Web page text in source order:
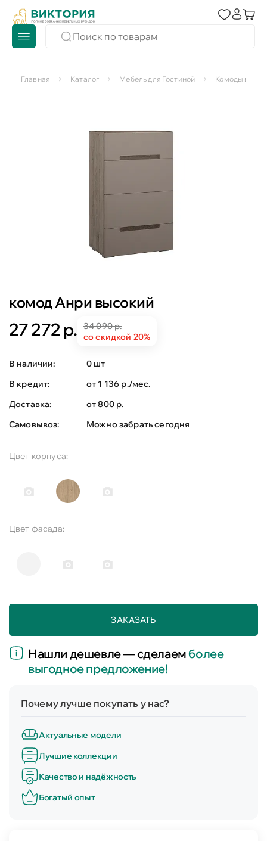
Главная Каталог Мебель для Гостиной Комоды в
комод Анри высокий
27 272 р.
34 090 р.
со скидкой 20%
В наличии:
0 шт
В кредит:
от 1 136 р./мес.
Доставка:
от 800 р.
Самовывоз:
Можно забрать сегодня
Цвет корпуса:
Цвет фасада:
ЗАКАЗАТЬ
Нашли дешевле — сделаемболее
выгодное предложение!
Почему лучше покупать у нас?
Актуальные модели
Лучшие коллекции
Качество и надёжность
Богатый опыт